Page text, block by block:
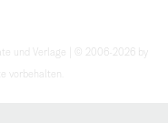
und Verlage | © 2006-2026 by
vorbehalten.